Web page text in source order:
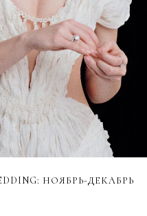
НОЯБРЬ-ДЕКАБРЬ